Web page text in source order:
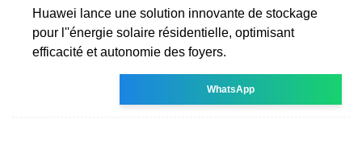
Huawei lance une solution innovante de stockage
pour l''énergie solaire résidentielle, optimisant
efficacité et autonomie des foyers.
WhatsApp